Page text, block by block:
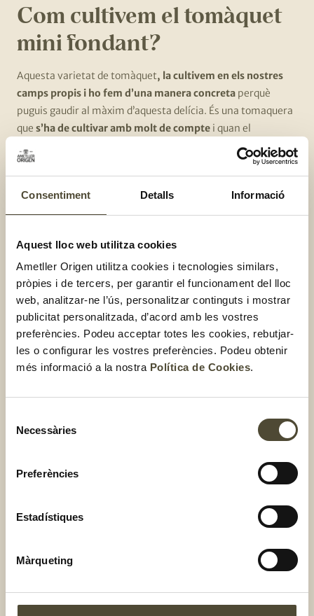
Consentiment Detalls Informació
Aquest lloc web utilitza cookies
Ametller Origen utilitza cookies i tecnologies similars,
pròpies i de tercers, per garantir el funcionament del lloc
web, analitzar-ne l’ús, personalitzar continguts i mostrar
publicitat personalitzada, d’acord amb les vostres
preferències. Podeu acceptar totes les cookies, rebutjar-
les o configurar les vostres preferències. Podeu obtenir
més informació a la nostra Política de Cookies.
Necessàries
Preferències
Estadístiques
Màrqueting
Com cultivem el tomàquet
mini fondant?
Aquesta varietat de tomàquet, la cultivem en els nostres
camps propis i ho fem d’una manera concreta perquè
puguis gaudir al màxim d’aquesta delícia. És una tomaquera
que s’ha de cultivar amb molt de compte i quan el
el collim d’una
manera molt específica
sempre com més d’hora al matí
millori ho femamb unes estisores tallant-lo pel peduncle.
varietat de tomàquet?
Sabies que el tomàquet mini fondant és una varietat molt
apreciada en l’alta gastronomia? Tal com ho sents!Aquest
tomàquet és ideal per menjar sencer i deixar-lo fondre a la
boca; és tota una experiència.I és que no existeix cap
varietat similar al mini fondant: una bombolla vegetal
deliciosa.
Quins beneficis té el
Ara que ja coneixes quines són les principals varietats,
què són tan bons per a la teva salut:
seu elevat contingut en vitamina C. Sabies que una
recomanada de vitamina C? Els tomàquets també